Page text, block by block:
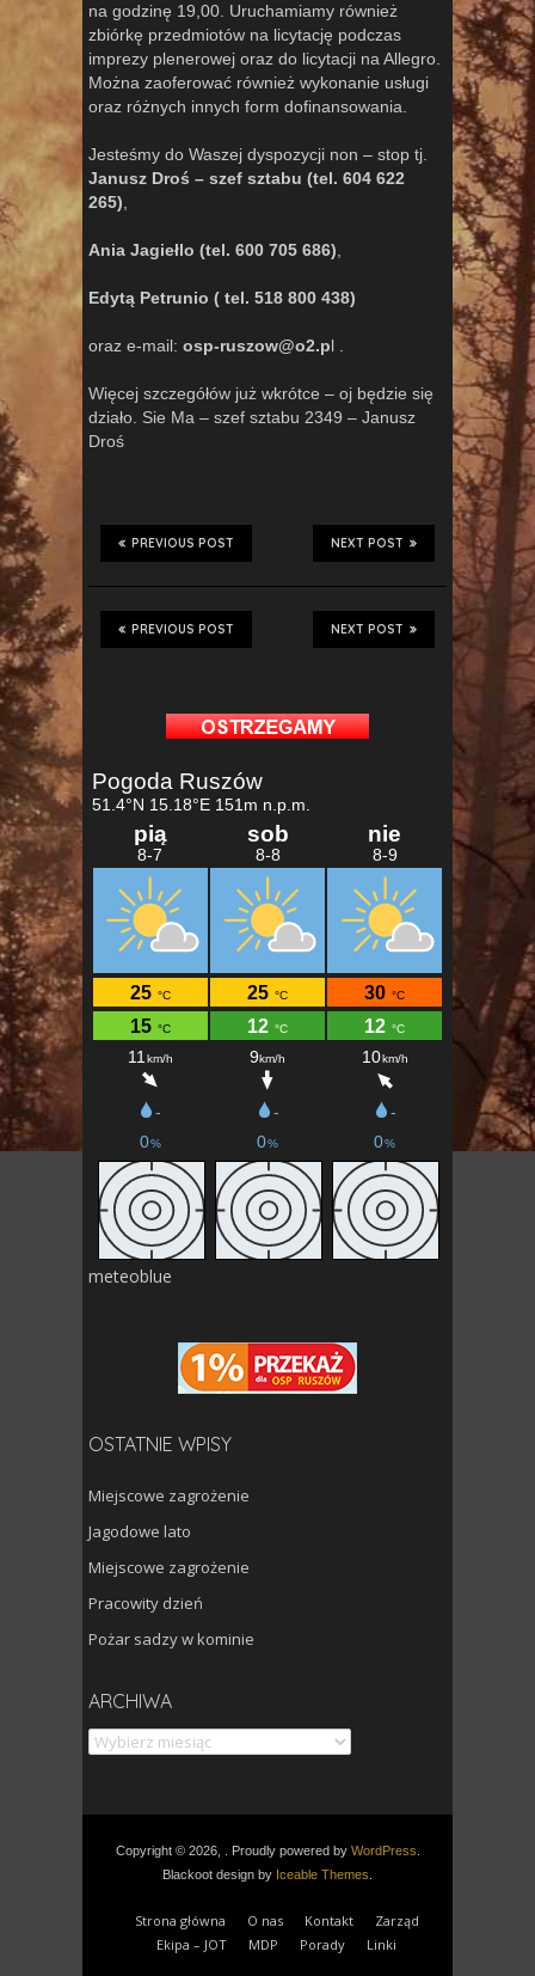
na godzinę 19,00. Uruchamiamy również
zbiórkę przedmiotów na licytację podczas
imprezy plenerowej oraz do licytacji na Allegro.
Można zaoferować również wykonanie usługi
oraz różnych innych form dofinansowania.
Jesteśmy do Waszej dyspozycji non – stop tj.
Janusz Droś – szef sztabu (tel. 604 622
265)
Ania Jagiełlo (tel. 600 705 686)
Edytą Petrunio ( tel. 518 800 438)
oraz e-mail: osp-ruszow@o2.pl .
Więcej szczegółów już wkrótce – oj będzie się
działo. Sie Ma – szef sztabu 2349 – Janusz
Droś
NEXT POST
PREVIOUS POST
NEXT POST
PREVIOUS POST
meteoblue
OSTATNIE WPISY
Miejscowe zagrożenie
Jagodowe lato
Miejscowe zagrożenie
Pracowity dzień
Pożar sadzy w kominie
ARCHIWA
Archiwa
Copyright © 2026, . Proudly powered by WordPress
Blackoot design by Iceable Themes
Strona główna O nas Kontakt
Zarząd
Ekipa – JOT
MDP Porady Linki